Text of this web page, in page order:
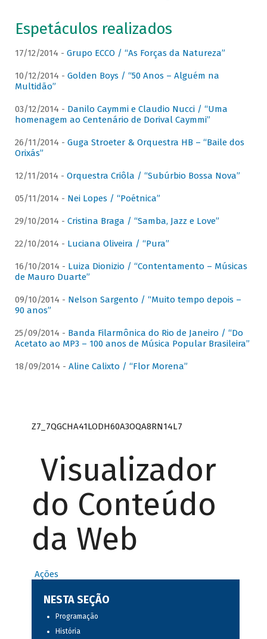
Espetáculos realizados
17/12/2014 - Grupo ECCO / “As Forças da Natureza”
10/12/2014 - Golden Boys / “50 Anos – Alguém na
Multidão”
03/12/2014 - Danilo Caymmi e Claudio Nucci / “Uma
homenagem ao Centenário de Dorival Caymmi”
26/11/2014 - Guga Stroeter & Orquestra HB – “Baile dos
Orixás”
12/11/2014 - Orquestra Criôla / “Subúrbio Bossa Nova”
05/11/2014 - Nei Lopes / “Poétnica”
29/10/2014 - Cristina Braga / “Samba, Jazz e Love”
22/10/2014 - Luciana Oliveira / “Pura”
16/10/2014 - Luiza Dionizio / “Contentamento – Músicas
de Mauro Duarte”
09/10/2014 - Nelson Sargento / “Muito tempo depois –
90 anos”
25/09/2014 - Banda Filarmônica do Rio de Janeiro / “Do
Acetato ao MP3 – 100 anos de Música Popular Brasileira”
18/09/2014 - Aline Calixto / “Flor Morena”
Z7_7QGCHA41LODH60A3OQA8RN14L7
Visualizador
do Conteúdo
da Web
Ações
NESTA SEÇÃO
Programação
História